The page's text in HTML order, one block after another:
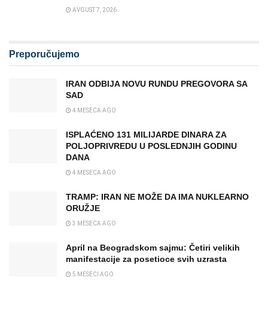
AVGUST 7, 2026
Preporučujemo
IRAN ODBIJA NOVU RUNDU PREGOVORA SA
SAD
4 MESECA AGO
ISPLAĆENO 131 MILIJARDE DINARA ZA
POLJOPRIVREDU U POSLEDNJIH GODINU
DANA
4 MESECA AGO
TRAMP: IRAN NE MOŽE DA IMA NUKLEARNO
ORUŽJE
3 MESECA AGO
April na Beogradskom sajmu: Četiri velikih
manifestacije za posetioce svih uzrasta
5 MESECI AGO